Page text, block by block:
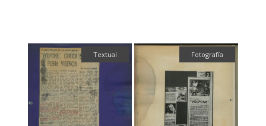
Textual Fotografía